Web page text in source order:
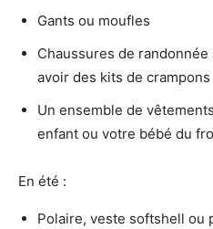
Gants ou moufles
Chaussures de
avoir des kits de crampons
Un ensemble de
enfant ou votre bébé du
En été :
Polaire, veste softshell ou